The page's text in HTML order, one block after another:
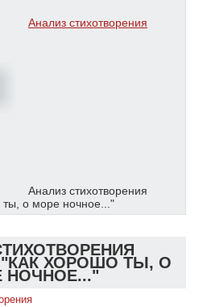
Анализ стихотворения
Анализ стихотворения
о море ночное..."
ХОРОШО ТЫ, О
НОЧНОЕ..."